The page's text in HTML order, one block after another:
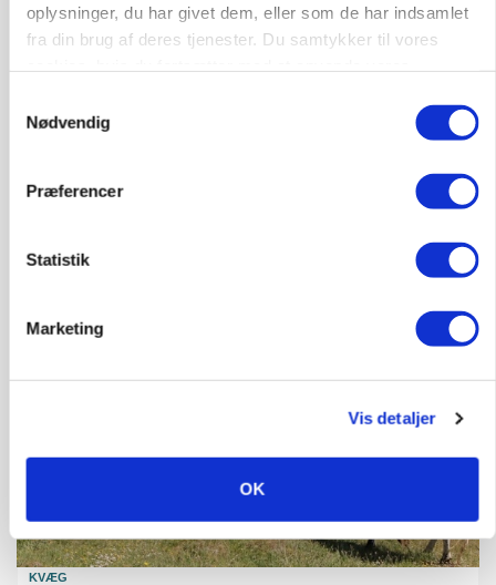
oplysninger, du har givet dem, eller som de har indsamlet
fra din brug af deres tjenester. Du samtykker til vores
Nødvendig
Præferencer
Statistik
Marketing
Vis detaljer
OK
»Nu stopper I«: Landbrugsdebattør og
KVÆG